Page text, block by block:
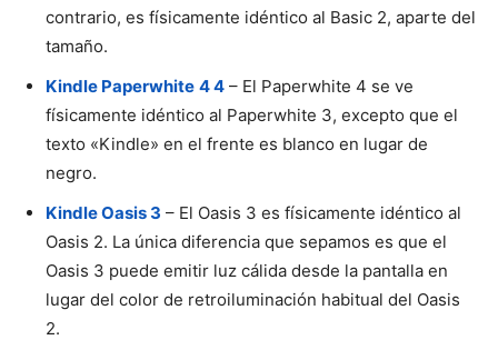
contrario, es físicamente idéntico al Basic 2, aparte del
tamaño.
Kindle Paperwhite 4 4 – El Paperwhite 4 se ve
físicamente idéntico al Paperwhite 3, excepto que el
texto «Kindle» en el frente es blanco en lugar de
negro.
Kindle Oasis 3 – El Oasis 3 es físicamente idéntico al
Oasis 2. La única diferencia que sepamos es que el
Oasis 3 puede emitir luz cálida desde la pantalla en
lugar del color de retroiluminación habitual del Oasis
2.